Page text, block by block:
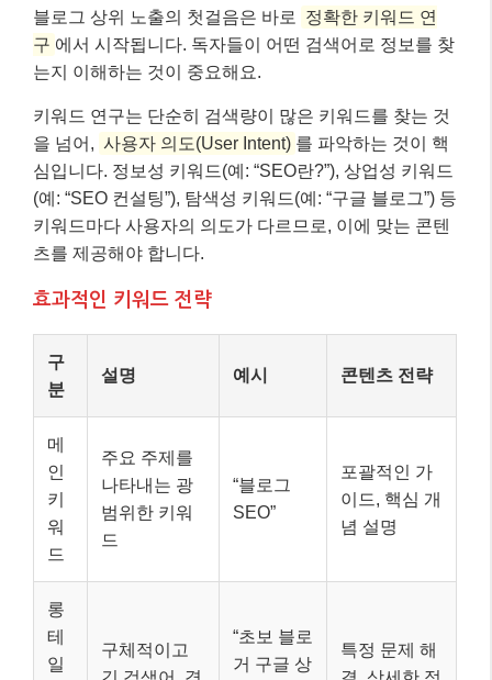
블로그 상위 노출의 첫걸음은 바로
정확한 키워드 연
구 에서 시작됩니다. 독자들이 어떤 검색어로 정보를 찾
는지 이해하는 것이 중요해요.
키워드 연구는 단순히 검색량이 많은 키워드를 찾는 것
을 넘어, 사용자 의도(User Intent) 를 파악하는 것이 핵
심입니다. 정보성 키워드(예: “SEO란?”), 상업성 키워드
(예: “SEO 컨설팅”), 탐색성 키워드(예: “구글 블로그”) 등
키워드마다 사용자의 의도가 다르므로, 이에 맞는 콘텐
츠를 제공해야 합니다.
효과적인 키워드 전략
구
분
설명 예시 콘텐츠 전략
메
인
키
워
드
주요 주제를
나타내는 광
범위한 키워
드
“블로그
SEO”
포괄적인 가
이드, 핵심 개
념 설명
롱
테
일
구체적이고
“초보 블로
거 구글 상
특정 문제 해